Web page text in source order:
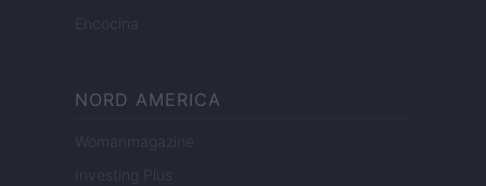
Encocina
NORD AMERICA
Womanmagazine
Investing Plus